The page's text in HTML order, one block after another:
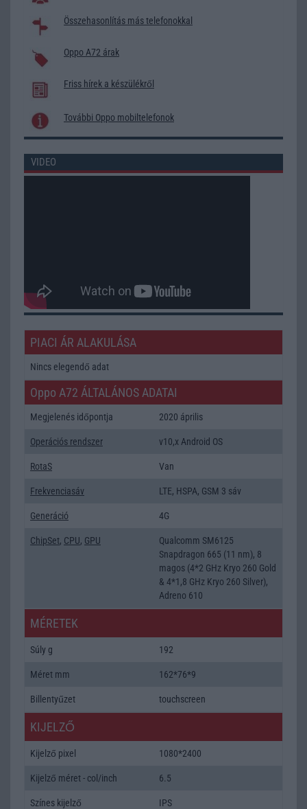
Összehasonlítás más telefonokkal
Oppo A72 árak
Friss hírek a készülékről
További Oppo mobiltelefonok
VIDEO
PIACI ÁR ALAKULÁSA
Nincs elegendő adat
Oppo A72 ÁLTALÁNOS ADATAI
Megjelenés időpontja 2020 április
Operációs rendszer v10,x Android OS
RotaS Van
Frekvenciasáv LTE, HSPA, GSM 3 sáv
Generáció 4G
ChipSet, CPU, GPU
Qualcomm SM6125
Snapdragon 665 (11 nm), 8
magos (4*2 GHz Kryo 260 Gold
& 4*1,8 GHz Kryo 260 Silver),
Adreno 610
MÉRETEK
Súly g 192
Méret mm 162*76*9
Billentyűzet touchscreen
KIJELZŐ
Kijelző pixel 1080*2400
Kijelző méret - col/inch 6.5
Színes kijelző IPS